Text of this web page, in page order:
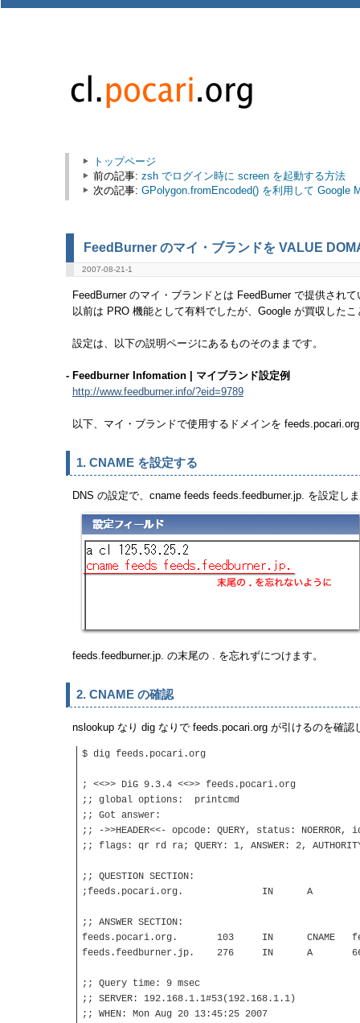
トップページ
前の記事: zsh でログイン時に screen を起動する方法
次の記事: GPolygon.fromEncoded() を利用して Google
FeedBurner のマイ・ブランドを VALUE
2007-08-21-1
FeedBurner のマイ・ブランドとは FeedBurner で提供され
以前は PRO 機能として有料でしたが、Google が買収した
設定は、以下の説明ページにあるものそのままです。
- Feedburner Infomation | マイブランド設定例
http://www.feedburner.info/?eid=9789
以下、マイ・ブランドで使用するドメインを
1. CNAME を設定する
DNS の設定で、cname feeds feeds.feedburner.jp. を設定し
feeds.feedburner.jp. の末尾の . を忘れずにつけます。
2. CNAME の確認
nslookup なり dig なりで feeds.pocari.org が引けるのを確認
$ dig feeds.pocari.org
; <<>> DiG 9.3.4 <<>> feeds.pocari.org
;; global options: printcmd
;; Got answer:
;; ->>HEADER<<- opcode: QUERY, status: NOERROR,
;; flags: qr rd ra; QUERY: 1, ANSWER: 2,
;; QUESTION SECTION:
;feeds.pocari.org. IN A
;; ANSWER SECTION:
feeds.pocari.org. 103 IN CNAME
feeds.feedburner.jp. 276 IN A
;; Query time: 9 msec
;; SERVER: 192.168.1.1#53(192.168.1.1)
;; WHEN: Mon Aug 20 13:45:25 2007